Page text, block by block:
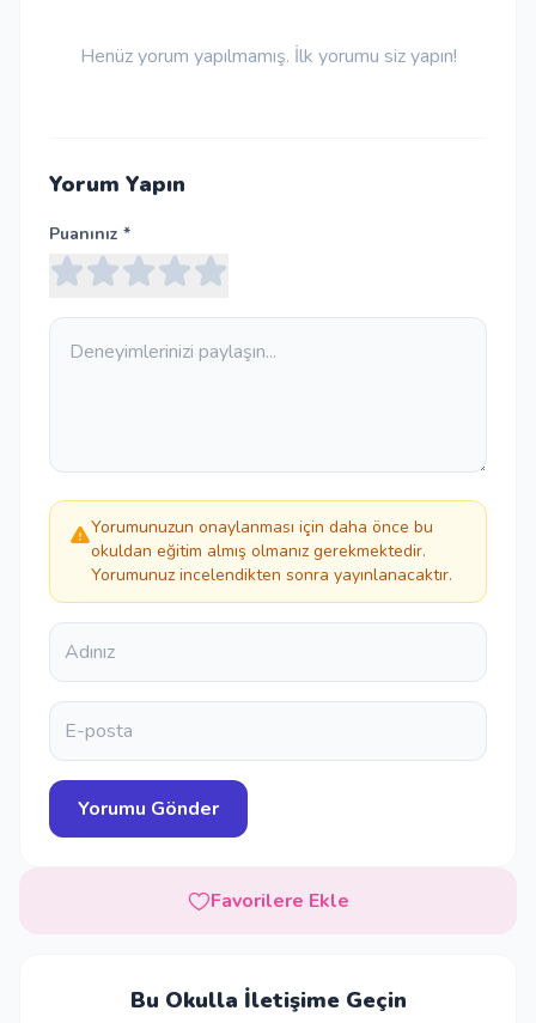
Henüz yorum yapılmamış. İlk yorumu siz yapın!
Yorum Yapın
Puanınız *
Yorumunuzun onaylanması için daha önce bu
okuldan eğitim almış olmanız gerekmektedir.
Yorumunuz incelendikten sonra yayınlanacaktır.
Favorilere Ekle
Bu Okulla İletişime Geçin